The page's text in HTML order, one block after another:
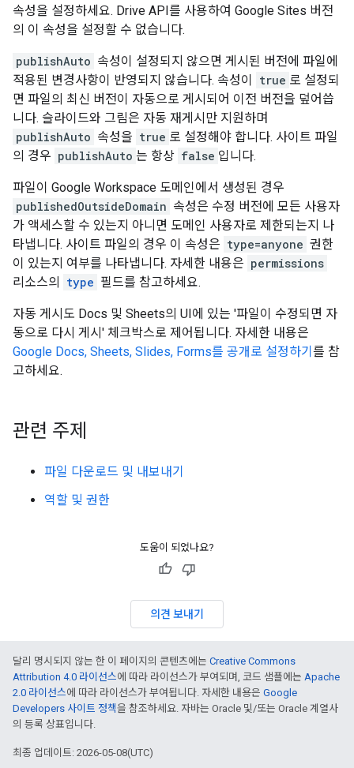
속성을 설정하세요. Drive API를 사용하여 Google Sites 버전
의 이 속성을 설정할 수 없습니다.
publishAuto 속성이 설정되지 않으면 게시된 버전에 파일에
적용된 변경사항이 반영되지 않습니다. 속성이
true 로 설정되
면 파일의 최신 버전이 자동으로 게시되어 이전 버전을 덮어씁
니다. 슬라이드와 그림은 자동 재게시만 지원하며
publishAuto 속성을 true 로 설정해야 합니다. 사이트 파일
의 경우 publishAuto 는 항상 false 입니다.
파일이 Google Workspace 도메인에서 생성된 경우
publishedOutsideDomain 속성은 수정 버전에 모든 사용자
가 액세스할 수 있는지 아니면 도메인 사용자로 제한되는지 나
타냅니다. 사이트 파일의 경우 이 속성은 type=anyone 권한
이 있는지 여부를 나타냅니다. 자세한 내용은 permissions
리소스의
type 필드를 참고하세요.
자동 게시도 Docs 및 Sheets의 UI에 있는 '파일이 수정되면 자
동으로 다시 게시' 체크박스로 제어됩니다. 자세한 내용은
Google Docs, Sheets, Slides, Forms를 공개로 설정하기 를 참
고하세요.
관련 주제
파일 다운로드 및 내보내기
역할 및 권한
도움이 되었나요?
의견 보내기
달리 명시되지 않는 한 이 페이지의 콘텐츠에는 Creative Commons
Attribution 4.0 라이선스에 따라 라이선스가 부여되며, 코드 샘플에는 Apache
2.0 라이선스에 따라 라이선스가 부여됩니다. 자세한 내용은 Google
Developers 사이트 정책을 참조하세요. 자바는 Oracle 및/또는 Oracle 계열사
의 등록 상표입니다.
최종 업데이트: 2026-05-08(UTC)